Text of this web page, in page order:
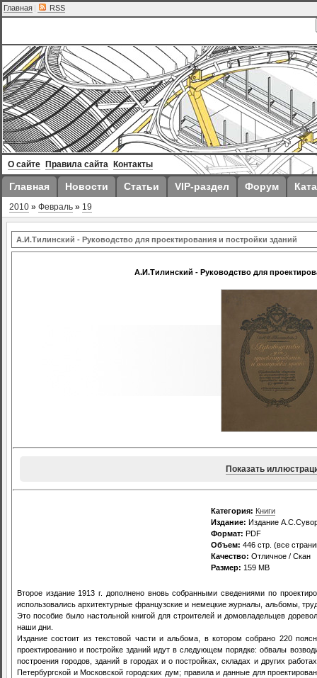
Главная | RSS
О сайте Правила сайта Контакты
Главная Новости Статьи VIP-раздел Форум
2010 » Февраль » 19
А.И.Тилинский - Руководство для проектирования и постройки зданий
А.И.Тилинский - Руководство для
Показать
Категория: Книги
Издание: Издание
Формат: PDF
Объем: 446 стр. (все
Качество: Отличное / Скан
Размер: 159 MB
Второе издание 1913 г. дополнено вновь собранными сведениями по
использовались архитектурные французские и немецкие журналы, альбомы,
Это пособие было настольной книгой для строителей и домовладельцев
наши дни.
Издание состоит из текстовой части и альбома, в котором собрано 220
проектированию и постройке зданий идут в следующем порядке: обвалы
построения городов, зданий в городах и о постройках, складах и других
Петербургской и Московской городских дум; правила и данные для